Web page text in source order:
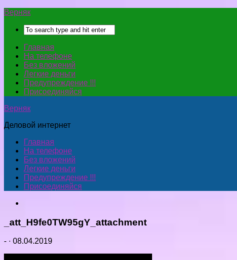
Верняк
Главная
На телефоне
Без вложений
Легкие деньги
Предупреждение !!!
Присоединяйся
Верняк
Деловой интернет
Главная
На телефоне
Без вложений
Легкие деньги
Предупреждение !!!
Присоединяйся
_att_H9fe0TW95gY_attachment
- · 08.04.2019